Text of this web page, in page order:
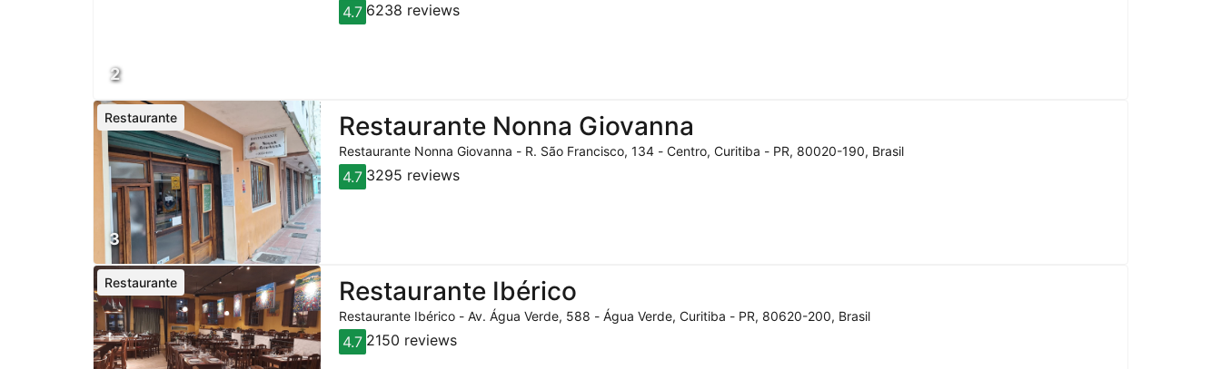
2
4.7 6238 reviews
3
Restaurante Nonna Giovanna
Restaurante
Restaurante Nonna Giovanna - R. São Francisco, 134 - Centro, Curitiba - PR, 80020-190, Brasil
4.7 3295 reviews
Restaurante Ibérico
Restaurante
Restaurante Ibérico - Av. Água Verde, 588 - Água Verde, Curitiba - PR, 80620-200, Brasil
4.7 2150 reviews